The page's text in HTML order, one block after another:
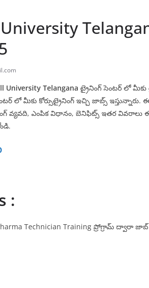
University Telangana ట్రైనింగ్ సెంటర్ లో
లో మీకు కోర్సుట్రైనింగ్ ఇచ్చి జాబ్స్ ఇస్తున్నారు.
వ్యవది, ఎంపిక విధానం, బెనిఫిట్స్ ఇతర వివరాలు ఈ
:
Technician Training ప్రోగ్రామ్ ద్వారా జాబ్